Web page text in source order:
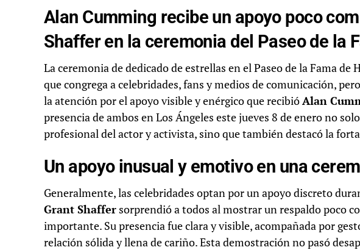
Alan Cumming recibe un apoyo poco
Shaffer en la ceremonia del Paseo de la
La ceremonia de dedicado de estrellas en el Paseo de la Fama
que congrega a celebridades, fans y medios de comunicación,
la atención por el apoyo visible y enérgico que recibióAlan
presencia de ambos en Los Ángeles este jueves 8 de enero no
profesional del actor y activista, sino que también destacó la
Un apoyo inusual y emotivo en una
Generalmente, las celebridades optan por un apoyo discreto
Grant Shaffer sorprendió a todos al mostrar un respaldo poco
importante. Su presencia fue clara y visible, acompañada por
relación sólida y llena de cariño. Esta demostración no pasó